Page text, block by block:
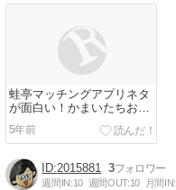
蛙亭マッチングアプリネタ
が面白い！かまいたちおす
すめ今年ブレイク間違いな
し男女芸人！
5年前
2015881 3
週間IN:10 週間OUT:10 月間IN: